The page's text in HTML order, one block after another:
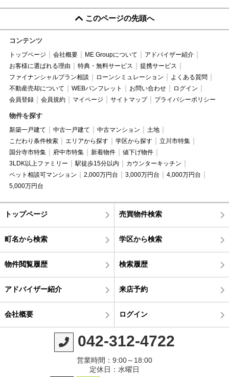
このページの先頭へ
コンテンツ
トップページ 会社概要 ME Groupについて
アドバイザー紹介
お客様に選ばれる理由
特典・無料サービス
提携サービス
ファイナンシャルプラン相談
ローンシミュレーション
よくある質問
不動産売却について
WEBパンフレット お問い合わせ
ログイン
会員登録
会員規約 マイページ サイトマップ プライバシーポリシー
物件を探す
新築一戸建て 中古一戸建て 中古マンション
土地
こだわり条件検索
エリアから探す 学区から探す
立川市特集
国分寺市特集
府中市特集 新着物件
値下げ物件
3LDK以上ファミリー
駅徒歩15分以内
カウンターキッチン
ペット相談可マンション
2,000万円台 3,000万円台
4,000万円台
5,000万円台
トップページ 売買物件検索
町名から検索 学区から検索
物件閲覧履歴 検索履歴
アドバイザー紹介 来店予約
会社概要 ログイン
042-312-4722
営業時間：9:00～18:00
定休日：水曜日